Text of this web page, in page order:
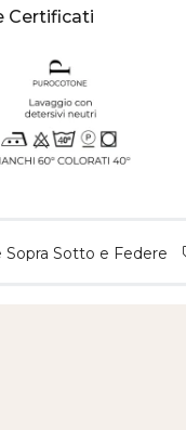
Certificati
Sotto e Federe